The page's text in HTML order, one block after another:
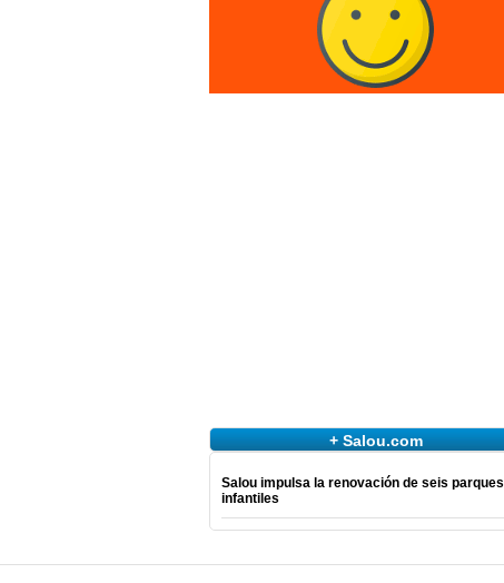
+ Salou.com
Salou impulsa la renovación de seis parques
infantiles